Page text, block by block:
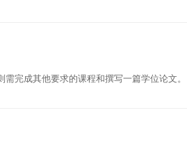
完成其他要求的课程和撰写一篇学位论文。